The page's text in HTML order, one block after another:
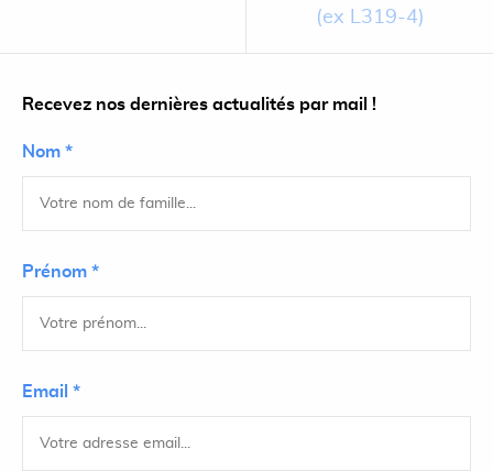
(ex L319-4)
Recevez nos dernières actualités par mail !
Nom *
Prénom *
Email *